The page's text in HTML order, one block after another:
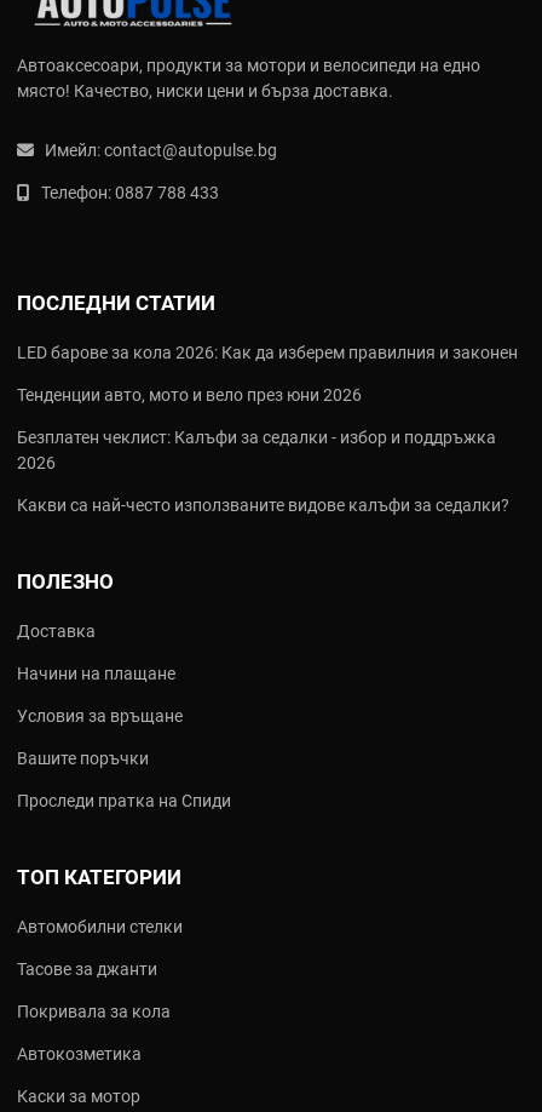
Автоаксесоари, продукти за мотори и велосипеди на едно
място! Качество, ниски цени и бърза доставка.
Имейл:contact@autopulse.bg
Телефон:0887 788 433
ПОСЛЕДНИ СТАТИИ
LED барове за кола 2026: Как да изберем правилния и законен
Тенденции авто, мото и вело през юни 2026
Безплатен чеклист: Калъфи за седалки - избор и поддръжка
2026
Какви са най‑често използваните видове калъфи за седалки?
ПОЛЕЗНО
Доставка
Начини на плащане
Условия за връщане
Вашите поръчки
Проследи пратка на Спиди
ТОП КАТЕГОРИИ
Автомобилни стелки
Тасове за джанти
Покривала за кола
Автокозметика
Каски за мотор